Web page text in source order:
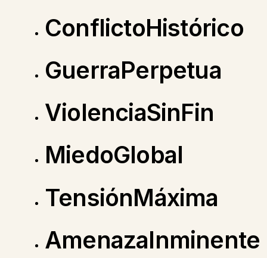
ConflictoHistórico
GuerraPerpetua
ViolenciaSinFin
MiedoGlobal
TensiónMáxima
AmenazaInminente